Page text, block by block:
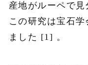
産地がルーペで見
この研究は宝石
ました [1] 。